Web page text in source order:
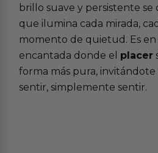
brillo suave y persistente
que ilumina cada mirada,
momento de quietud. Es
encantada donde el placer
forma más pura, invitándote
sentir, simplemente sentir.